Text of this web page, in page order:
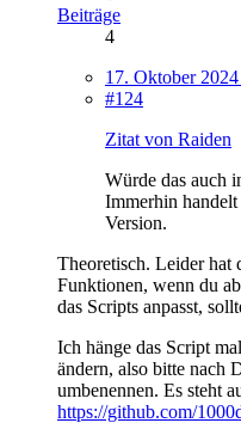
Beiträge
4
17. Oktober
#124
Zitat von Raiden
Würde das auch
Immerhin
Version.
Theoretisch. Leider hat
Funktionen, wenn du
das Scripts anpasst,
Ich hänge das Script
ändern, also bitte nach
umbenennen. Es steht
https://github.com/